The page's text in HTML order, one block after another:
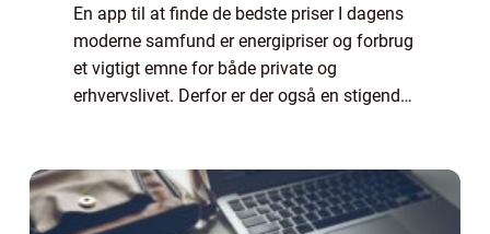
En app til at finde de bedste priser I dagens
moderne samfund er energipriser og forbrug
et vigtigt emne for både private og
erhvervslivet. Derfor er der også en stigende